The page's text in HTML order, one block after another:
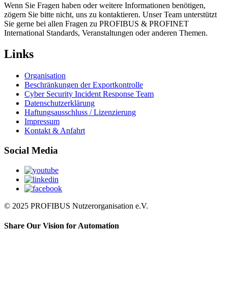
Wenn Sie Fragen haben oder weitere Informationen benötigen,
zögern Sie bitte nicht, uns zu kontaktieren. Unser Team unterstützt
Sie gerne bei allen Fragen zu PROFIBUS & PROFINET
International Standards, Veranstaltungen oder anderen Themen.
Links
Organisation
Beschränkungen der Exportkontrolle
Cyber Security Incident Response Team
Datenschutzerklärung
Haftungsausschluss / Lizenzierung
Impressum
Kontakt & Anfahrt
Social Media
© 2025 PROFIBUS Nutzerorganisation e.V.
Share Our Vision for Automation